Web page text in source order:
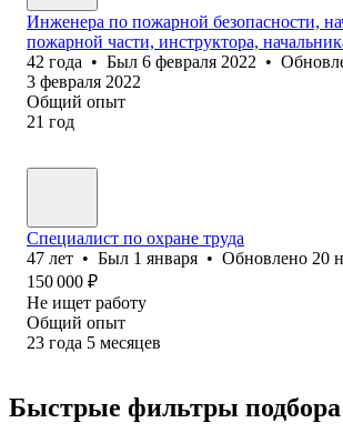
Инженера по пожарной безопасности,
пожарной части, инструктора,
42 года • Был 6 февраля 2022 •
3 февраля 2022
Общий опыт
21 год
Специалист по охране труда
47 лет • Был 1 января • Обновлено 20
150 000 ₽
Не ищет работу
Общий опыт
23 года 5 месяцев
Быстрые фильтры